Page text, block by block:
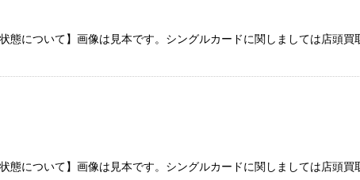
について】画像は見本です。シングルカードに関しましては店頭
について】画像は見本です。シングルカードに関しましては店頭